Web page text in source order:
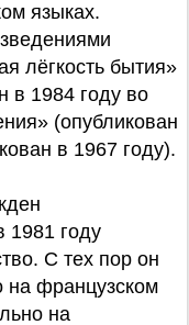
языках.
лёгкость бытия»
в 1984 году во
(опубликован
в 1967 году).
1981 году
С тех пор он
на французском
на